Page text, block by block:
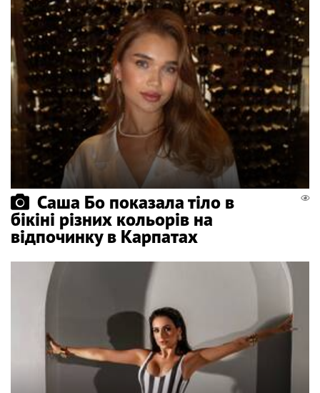
Саша Бо показала тіло в
бікіні різних кольорів на
відпочинку в Карпатах